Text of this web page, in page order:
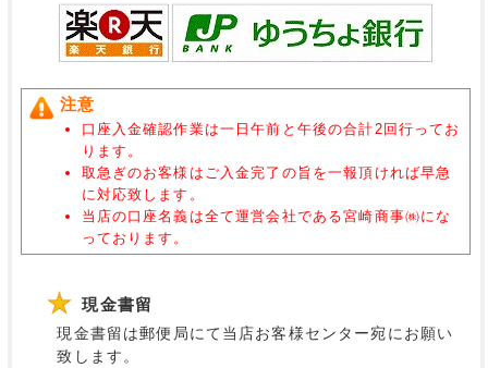
注意
口座入金確認作業は一日午前と午後の合計2回行ってお
ります。
取急ぎのお客様はご入金完了の旨を一報頂ければ早急
に対応致します。
当店の口座名義は全て運営会社である宮崎商事㈱にな
っております。
現金書留
現金書留は郵便局にて当店お客様センター宛にお願い
致します。